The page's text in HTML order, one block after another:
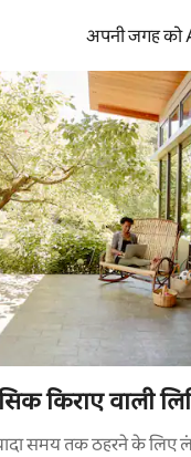
अपनी जगह को
किराए वाली
समय तक ठहरने के लिए